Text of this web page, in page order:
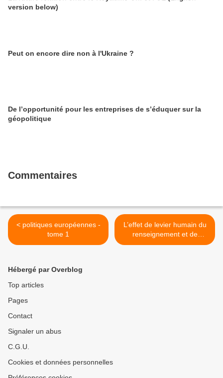
version below)
Peut on encore dire non à l'Ukraine ?
De l’opportunité pour les entreprises de s’éduquer sur la
géopolitique
Commentaires
< politiques européennes -
tome 1
L’effet de levier humain du
renseignement et de
l’intelligence économique >
Hébergé par Overblog
Top articles
Pages
Contact
Signaler un abus
C.G.U.
Cookies et données personnelles